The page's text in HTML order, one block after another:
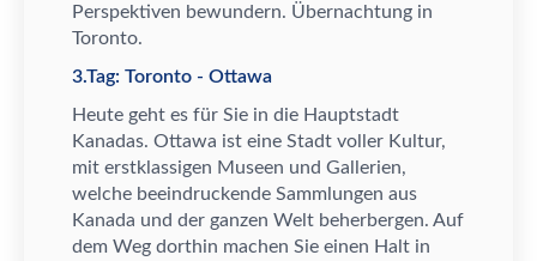
Perspektiven bewundern. Übernachtung in
Toronto.
3.Tag: Toronto - Ottawa
Heute geht es für Sie in die Hauptstadt
Kanadas. Ottawa ist eine Stadt voller Kultur,
mit erstklassigen Museen und Gallerien,
welche beeindruckende Sammlungen aus
Kanada und der ganzen Welt beherbergen. Auf
dem Weg dorthin machen Sie einen Halt in